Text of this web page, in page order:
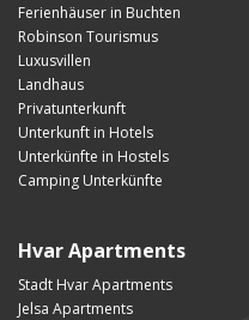
Ferienhäuser in Buchten
Robinson Tourismus
Luxusvillen
Landhaus
Privatunterkunft
Unterkunft in Hotels
Unterkünfte in Hostels
Camping Unterkünfte
Hvar Apartments
Stadt Hvar Apartments
Jelsa Apartments